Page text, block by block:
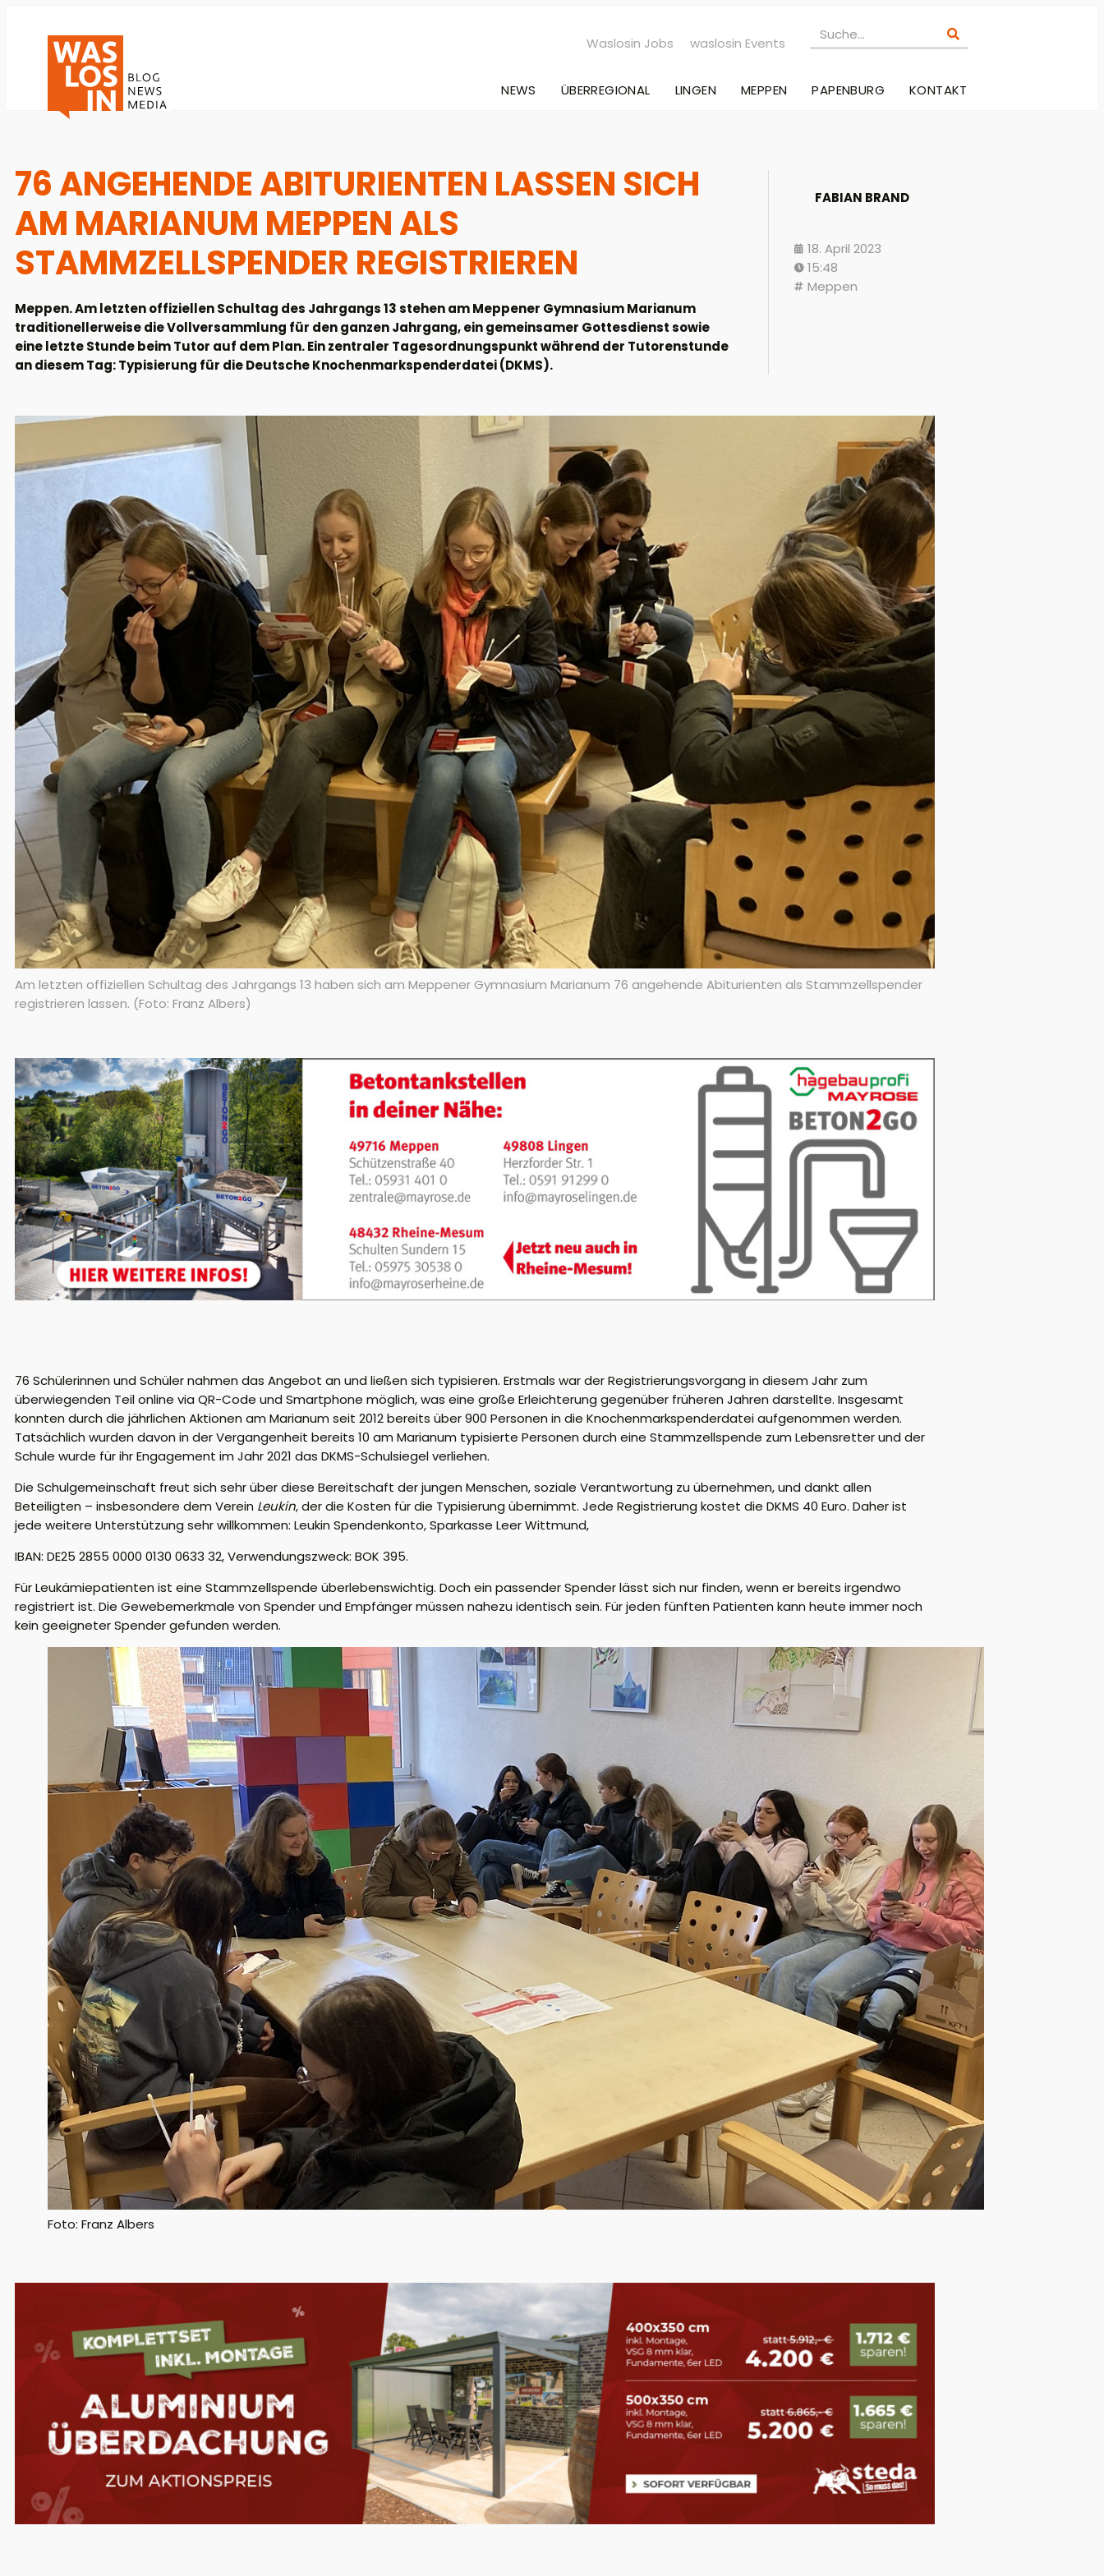
Waslosin Jobs waslosin Events
NEWS ÜBERREGIONAL LINGEN MEPPEN PAPENBURG KONTAKT
76 ANGEHENDE ABITURIENTEN LASSEN SICH
AM MARIANUM MEPPEN ALS
STAMMZELLSPENDER REGISTRIEREN
Meppen. Am letzten offiziellen Schultag des Jahrgangs 13 stehen am Meppener Gymnasium Marianum
traditionellerweise die Vollversammlung für den ganzen Jahrgang, ein gemeinsamer Gottesdienst sowie
eine letzte Stunde beim Tutor auf dem Plan. Ein zentraler Tagesordnungspunkt während der Tutorenstunde
an diesem Tag: Typisierung für die Deutsche Knochenmarkspenderdatei (DKMS).
FABIAN BRAND
18. April 2023
15:48
Meppen
Am letzten offiziellen Schultag des Jahrgangs 13 haben sich am Meppener Gymnasium Marianum 76 angehende Abiturienten als Stammzellspender
registrieren lassen. (Foto: Franz Albers)
76 Schülerinnen und Schüler nahmen das Angebot an und ließen sich typisieren. Erstmals war der Registrierungsvorgang in diesem Jahr zum
überwiegenden Teil online via QR-Code und Smartphone möglich, was eine große Erleichterung gegenüber früheren Jahren darstellte. Insgesamt
konnten durch die jährlichen Aktionen am Marianum seit 2012 bereits über 900 Personen in die Knochenmarkspenderdatei aufgenommen werden.
Tatsächlich wurden davon in der Vergangenheit bereits 10 am Marianum typisierte Personen durch eine Stammzellspende zum Lebensretter und der
Schule wurde für ihr Engagement im Jahr 2021 das DKMS-Schulsiegel verliehen.
Die Schulgemeinschaft freut sich sehr über diese Bereitschaft der jungen Menschen, soziale Verantwortung zu übernehmen, und dankt allen
Beteiligten – insbesondere dem Verein Leukin, der die Kosten für die Typisierung übernimmt. Jede Registrierung kostet die DKMS 40 Euro. Daher ist
jede weitere Unterstützung sehr willkommen: Leukin Spendenkonto, Sparkasse Leer Wittmund,
IBAN: DE25 2855 0000 0130 0633 32, Verwendungszweck: BOK 395.
Für Leukämiepatienten ist eine Stammzellspende überlebenswichtig. Doch ein passender Spender lässt sich nur finden, wenn er bereits irgendwo
registriert ist. Die Gewebemerkmale von Spender und Empfänger müssen nahezu identisch sein. Für jeden fünften Patienten kann heute immer noch
kein geeigneter Spender gefunden werden.
Foto: Franz Albers